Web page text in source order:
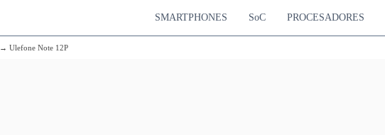
SMARTPHONES SoC PROCESADORES
→ Ulefone Note 12P